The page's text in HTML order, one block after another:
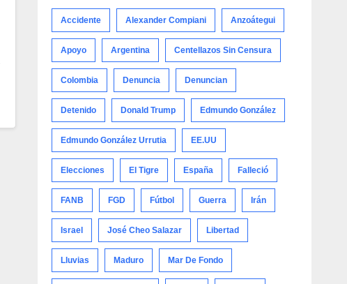
Accidente Alexander Compiani Anzoátegui
Apoyo Argentina Centellazos Sin Censura
Colombia Denuncia Denuncian
Detenido Donald Trump Edmundo González
Edmundo González Urrutia EE.UU
Elecciones El Tigre España Falleció
FANB FGD Fútbol Guerra Irán
Israel José Cheo Salazar Libertad
Lluvias Maduro Mar De Fondo